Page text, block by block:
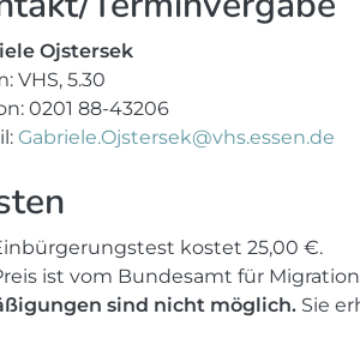
Ojstersek
VHS, 5.30
0201 88-43206
Gabriele.Ojstersek@vhs.essen.de
kostet 25,00 €.
ist vom Bundesamt für
sind nicht möglich. Sie